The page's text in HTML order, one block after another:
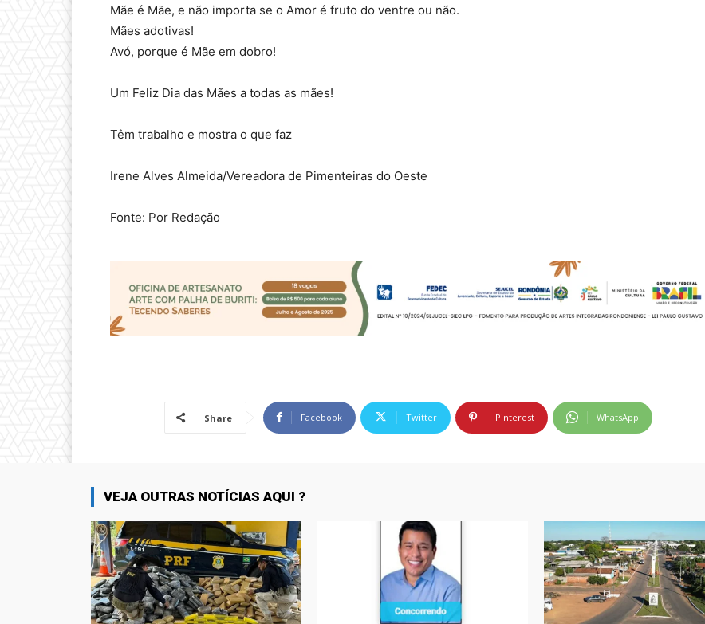
Mãe é Mãe, e não importa se o Amor é fruto do ventre ou não.
Mães adotivas!
Avó, porque é Mãe em dobro!
Um Feliz Dia das Mães a todas as mães!
Têm trabalho e mostra o que faz
Irene Alves Almeida/Vereadora de Pimenteiras do Oeste
Fonte: Por Redação
Share Facebook Twitter Pinterest WhatsApp
VEJA OUTRAS NOTÍCIAS AQUI ?